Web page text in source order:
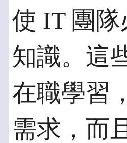
使 IT 團
知識。這
在職學習
需求，而